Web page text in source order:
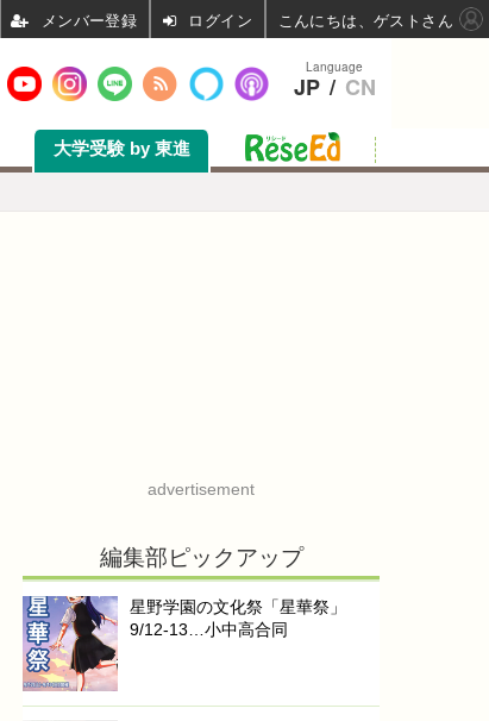
大学受験 by 東進
advertisement
編集部ピックアップ
星野学園の文化祭「星華祭」
9/12-13…小中高合同
Language
JP / CN
ログイン こんにちは、ゲストさん